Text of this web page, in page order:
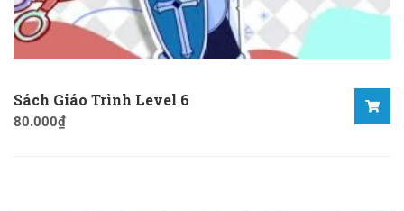
Sách Giáo Trình Level 6
80.000₫